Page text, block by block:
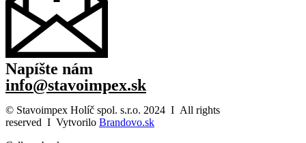
Napíšte nám
info@stavoimpex.sk
© Stavoimpex Holíč spol. s.r.o. 2024 I All rights
reserved I Vytvorilo Brandovo.sk